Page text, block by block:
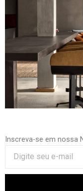
Inscreva-se em nossa